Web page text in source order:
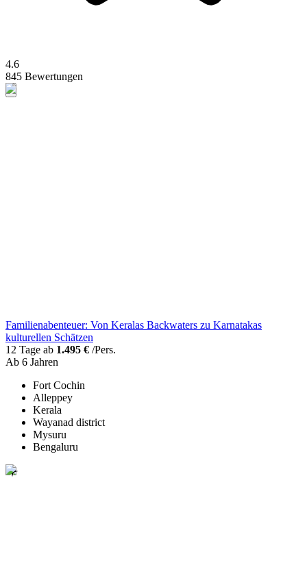
4.6
845 Bewertungen
Familienabenteuer: Von Keralas Backwaters zu Karnatakas
kulturellen Schätzen
12 Tage ab 1.495 € /Pers.
Ab 6 Jahren
Fort Cochin
Alleppey
Kerala
Wayanad district
Mysuru
Bengaluru